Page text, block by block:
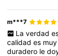
m***7
La verdad
calidades muy
duradero le